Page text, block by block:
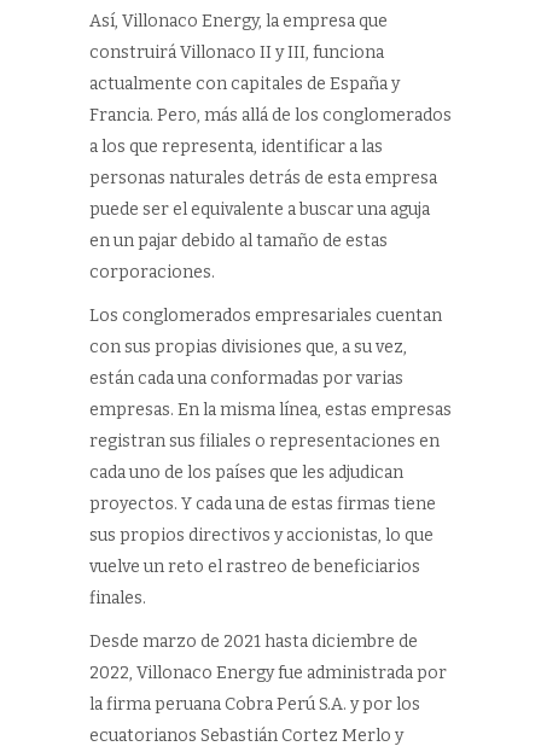
Así, Villonaco Energy, la empresa que
construirá Villonaco II y III, funciona
actualmente con capitales de España y
Francia. Pero, más allá de los conglomerados
a los que representa, identificar a las
personas naturales detrás de esta empresa
puede ser el equivalente a buscar una aguja
en un pajar debido al tamaño de estas
corporaciones.
Los conglomerados empresariales cuentan
con sus propias divisiones que, a su vez,
están cada una conformadas por varias
empresas. En la misma línea, estas empresas
registran sus filiales o representaciones en
cada uno de los países que les adjudican
proyectos. Y cada una de estas firmas tiene
sus propios directivos y accionistas, lo que
vuelve un reto el rastreo de beneficiarios
finales.
Desde marzo de 2021 hasta diciembre de
2022, Villonaco Energy fue administrada por
la firma peruana Cobra Perú S.A. y por los
ecuatorianos Sebastián Cortez Merlo y